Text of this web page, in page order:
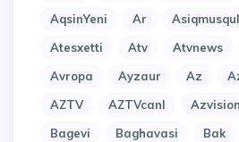
AqsinYeni
Ar
Atesxetti
Atv Atvnews
Avropa
Ayzaur Az
AZTV
AZTVcanl Azvision
Bagevi
Baghavasi Bak